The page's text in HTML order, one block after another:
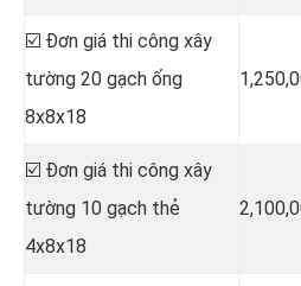
☑️ Đơn giá thi công xây
tường 20 gạch ống
8x8x18
☑️ Đơn giá thi công xây
tường 10 gạch thẻ
4x8x18